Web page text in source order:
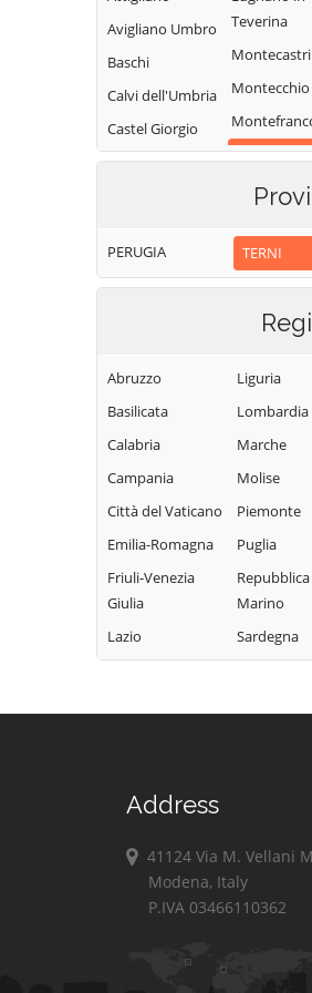
Avigliano Umbro
Baschi
Calvi dell'Umbria
Castel Giorgio
Castel Viscardo
Teverina
Montecchio
Monteleone
PERUGIA TERNI
Abruzzo
Basilicata
Calabria
Campania
Città del Vaticano
Emilia-Romagna
Friuli-Venezia
Giulia
Lazio
Liguria
Lombardia
Marche
Molise
Piemonte
Puglia
Marino
Sardegna
Address
41124 Via M. Vellani
Modena, Italy
P.IVA 03466110362